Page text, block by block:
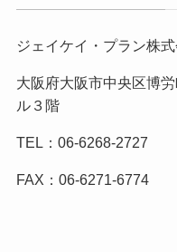
ジェイケイ・プラン株
大阪府大阪市中央区博
ル３階
TEL：06-6268-2727
FAX：06-6271-6774